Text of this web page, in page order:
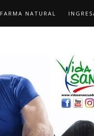
FARMA NATURAL